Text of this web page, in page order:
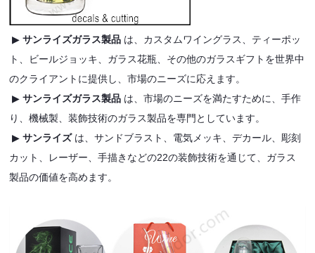
▶サンライズガラス製品 は、カスタムワイングラス、ティーポッ
ト、ビールジョッキ、ガラス花瓶、その他のガラスギフトを世界中
のクライアントに提供し、市場のニーズに応えます。
▶サンライズガラス製品 は、市場のニーズを満たすために、手作
り、機械製、装飾技術のガラス製品を専門としています。
▶サンライズ は、サンドブラスト、電気メッキ、デカール、彫刻
カット、レーザー、手描きなどの22の装飾技術を通じて、ガラス
製品の価値を高めます。